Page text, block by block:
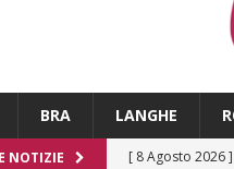
BRA LANGHE
NOTIZIE [ 8 Agosto 2026 ]